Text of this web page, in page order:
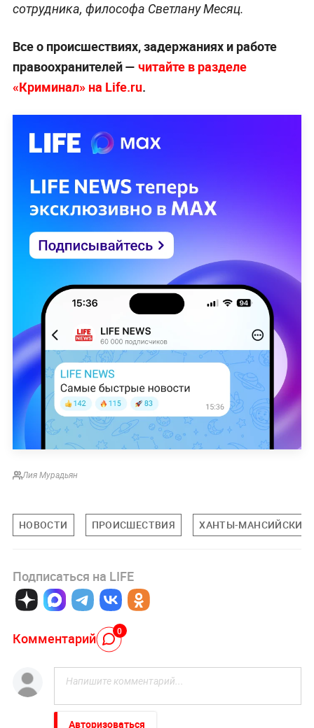
сотрудника, философа Светлану Месяц.
Все о происшествиях, задержаниях и работе
правоохранителей — читайте в разделе
«Криминал» на Life.ru.
Лия Мурадьян
НОВОСТИ ПРОИСШЕСТВИЯ ХАНТЫ-МАНСИЙСКИЙ
Подписаться на LIFE
Комментарий 0
Авторизоваться